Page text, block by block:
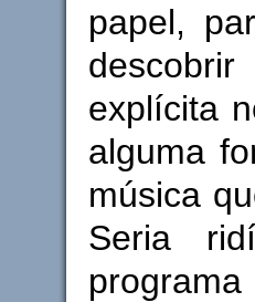
papel,
explícita
alguma
música
Seria